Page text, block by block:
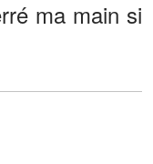
ma main si